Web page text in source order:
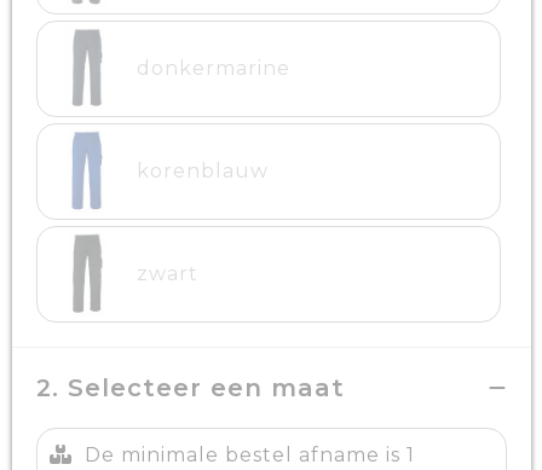
donkermarine
korenblauw
zwart
2. Selecteer een maat
De minimale bestel afname is 1